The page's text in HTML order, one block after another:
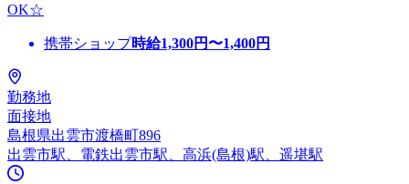
OK☆
携帯ショップ時給1,300円〜1,400円
勤務地
面接地
島根県出雲市渡橋町896
出雲市駅、電鉄出雲市駅、高浜(島根)駅、遥堪駅